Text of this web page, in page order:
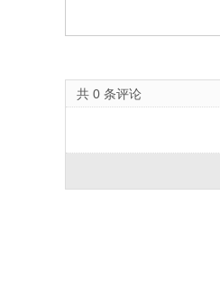
共 0 条评论